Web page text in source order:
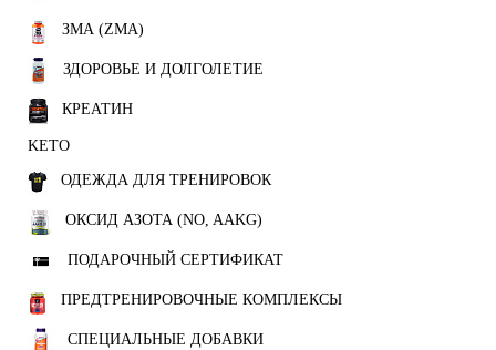
ЗМА (ZMA)
ЗДОРОВЬЕ И ДОЛГОЛЕТИЕ
КРЕАТИН
KETO
ОДЕЖДА ДЛЯ ТРЕНИРОВОК
ОКСИД АЗОТА (NO, AAKG)
ПОДАРОЧНЫЙ СЕРТИФИКАТ
ПРЕДТРЕНИРОВОЧНЫЕ КОМПЛЕКСЫ
СПЕЦИАЛЬНЫЕ ДОБАВКИ